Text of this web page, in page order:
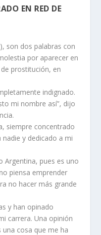
EN RED DE
son dos palabras con
por aparecer en
prostitución, en
indignado.
mi nombre así”, dijo
siempre concentrado
y dedicado a mi
Argentina, pues es uno
piensa emprender
no hacer más grande
y han opinado
carrera. Una opinión
cosa que me ha